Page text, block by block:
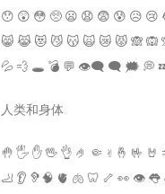
😯 😲 😳 🥺 😦 😧 😨 😰 😥 😢
😸 😹 😻 😼 😽 🙀 😿 😾 🙈 🙉
💦 💨 🕳 💣 💬 👁‍🗨 🗨 🗯 💭
人类和身体
🤚 🖐 ✋ 🖖 👌 🤌 🤏 ✌ 🤞 🤟 🤘
🦶 👂 🦻🧠 🫀 🫁 🦷 🦴 👀 👁